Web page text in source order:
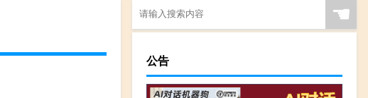
☚
公告